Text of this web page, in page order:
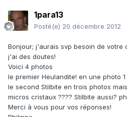
1para13
Posté(e) 20 décembre 2012
Bonjour; j'aurais svp besoin de
j'ai des doutes!
Voici 4 photos
le premier Heulandite! en une photo 1
le second Stilbite en trois photos
micros cristaux ???? Stilbite aussi?
Merci à vous pour vos réponses!